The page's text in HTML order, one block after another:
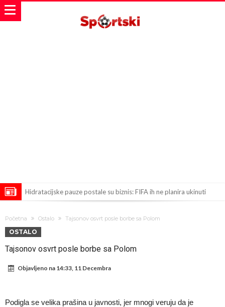
Hidratacijske pauze postale su biznis: FIFA ih ne planira ukinuti
Atletika?!
Ovo se Novaku nikad nije dešavalo: Sinner i Alcaraz odustaju, a
Početna Ostalo Tajsonov osvrt posle borbe sa Polom
OSTALO
Tajsonov osvrt posle borbe sa Polom
Objavljeno na 14:33, 11 Decembra
Podigla se velika prašina u javnosti, jer mnogi veruju da je